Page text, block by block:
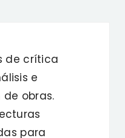
de crítica
e
obras.
para